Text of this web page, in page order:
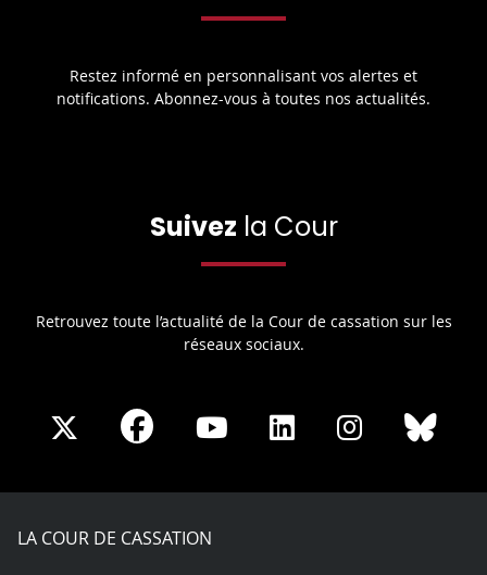
Restez informé en personnalisant vos alertes et
notifications. Abonnez-vous à toutes nos actualités.
Suivez la Cour
Retrouvez toute l’actualité de la Cour de cassation sur les
réseaux sociaux.
Share
X
Share
Facebook
Share
Youtube
Share
LinkedIn
Share
Instagram
LA COUR DE CASSATION